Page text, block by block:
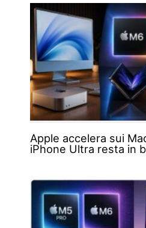
Apple accelera sui
iPhone Ultra resta in